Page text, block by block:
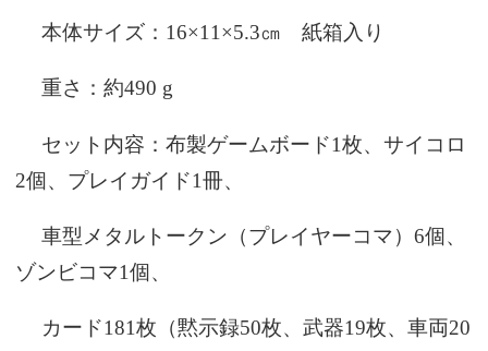
本体サイズ：16×11×5.3㎝ 紙箱入り
重さ：約490 g
セット内容：布製ゲームボード1枚、サイコロ
2個、プレイガイド1冊、
車型メタルトークン（プレイヤーコマ）6個、
ゾンビコマ1個、
カード181枚（黙示録50枚、武器19枚、車両20